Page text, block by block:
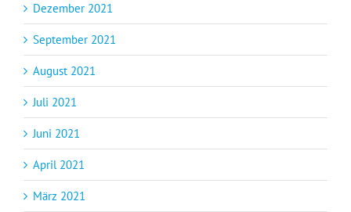
Dezember 2021
September 2021
August 2021
Juli 2021
Juni 2021
April 2021
März 2021